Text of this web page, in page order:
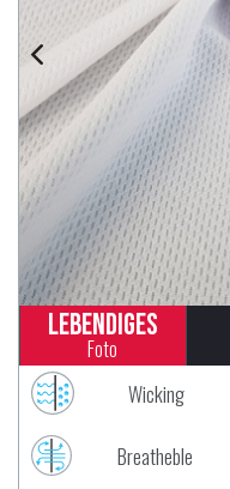
Lebendiges
Foto
Wicking
Breatheble